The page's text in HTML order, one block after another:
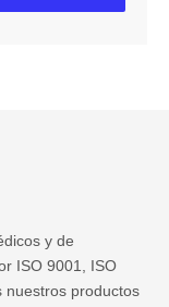
y de
ISO 9001, ISO
nuestros productos